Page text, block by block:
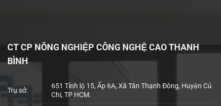
CT CP NÔNG NGHIỆP CÔNG NGHỆ CAO THANH
BÌNH
Trụ sở:
651 Tỉnh lộ 15, Ấp 6A, Xã Tân Thạnh Đông, Huyện Củ
Chi, TP HCM.